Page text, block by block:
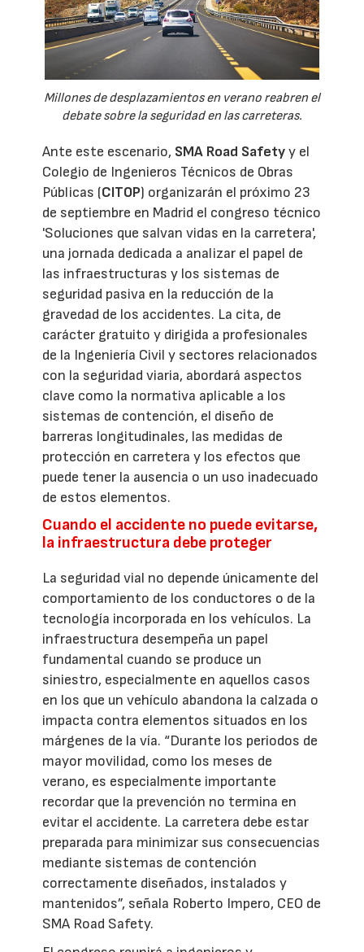
Millones de desplazamientos en verano reabren el
debate sobre la seguridad en las carreteras.
Ante este escenario, SMA Road Safetyy el
Colegio de Ingenieros Técnicos de Obras
Públicas (CITOP) organizarán el próximo 23
de septiembre en Madrid el congreso técnico
'Soluciones que salvan vidas en la carretera',
una jornada dedicada a analizar el papel de
las infraestructuras y los sistemas de
seguridad pasiva en la reducción de la
gravedad de los accidentes. La cita, de
carácter gratuito y dirigida a profesionales
de la Ingeniería Civil y sectores relacionados
con la seguridad viaria, abordará aspectos
clave como la normativa aplicable a los
sistemas de contención, el diseño de
barreras longitudinales, las medidas de
protección en carretera y los efectos que
puede tener la ausencia o un uso inadecuado
de estos elementos.
Cuando el accidente no puede evitarse,
la infraestructura debe proteger
La seguridad vial no depende únicamente del
comportamiento de los conductores o de la
tecnología incorporada en los vehículos. La
infraestructura desempeña un papel
fundamental cuando se produce un
siniestro, especialmente en aquellos casos
en los que un vehículo abandona la calzada o
impacta contra elementos situados en los
márgenes de la vía. “Durante los periodos de
mayor movilidad, como los meses de
verano, es especialmente importante
recordar que la prevención no termina en
evitar el accidente. La carretera debe estar
preparada para minimizar sus consecuencias
mediante sistemas de contención
correctamente diseñados, instalados y
mantenidos”, señala Roberto Impero, CEO de
SMA Road Safety.